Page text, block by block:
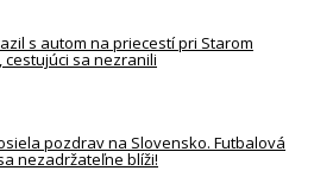
s autom na priecestí pri Starom
cestujúci sa nezranili
pozdrav na Slovensko. Futbalová
nezadržateľne blíži!